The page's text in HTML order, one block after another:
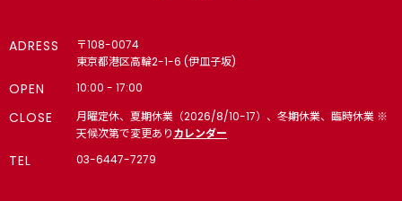
ADRESS
〒108-0074
東京都港区高輪2-1-6 (伊皿子坂)
OPEN 10:00 - 17:00
CLOSE
月曜定休、夏期休業（2026/8/10-17）、冬期休業、臨時休業 ※
天候次第で変更ありカレンダー
TEL 03-6447-7279